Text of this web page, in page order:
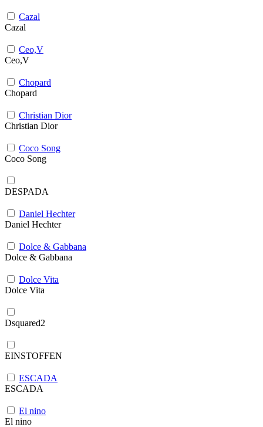
Cazal
Cazal
Ceo,V
Ceo,V
Chopard
Chopard
Christian Dior
Christian Dior
Coco Song
Coco Song
DESPADA
Daniel Hechter
Daniel Hechter
Dolce & Gabbana
Dolce & Gabbana
Dolce Vita
Dolce Vita
Dsquared2
EINSTOFFEN
ESCADA
ESCADA
El nino
El nino